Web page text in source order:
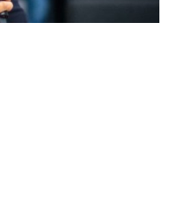
(verzend email)